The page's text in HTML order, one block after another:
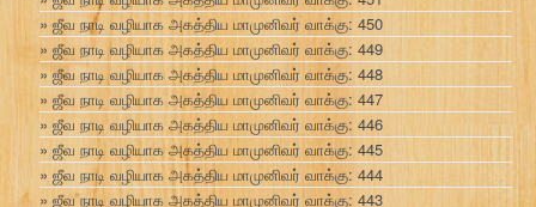
ஜீவ நாடி வழியாக அகத்திய மாமுனிவர் வாக்கு: 450
ஜீவ நாடி வழியாக அகத்திய மாமுனிவர் வாக்கு: 449
ஜீவ நாடி வழியாக அகத்திய மாமுனிவர் வாக்கு: 448
ஜீவ நாடி வழியாக அகத்திய மாமுனிவர் வாக்கு: 447
ஜீவ நாடி வழியாக அகத்திய மாமுனிவர் வாக்கு: 446
ஜீவ நாடி வழியாக அகத்திய மாமுனிவர் வாக்கு: 445
ஜீவ நாடி வழியாக அகத்திய மாமுனிவர் வாக்கு: 444
ஜீவ நாடி வழியாக அகத்திய மாமுனிவர் வாக்கு: 443